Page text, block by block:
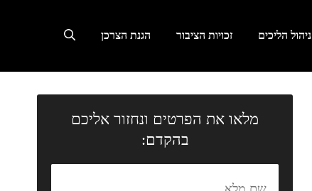
ניהול הליכים זכויות הציבור הגנת הצרכן
מלאו את הפרטים ונחזור אליכם
בהקדם: